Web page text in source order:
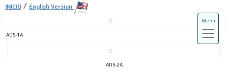
ADS-1A
ADS-2A
Menú
INICIO / English Version